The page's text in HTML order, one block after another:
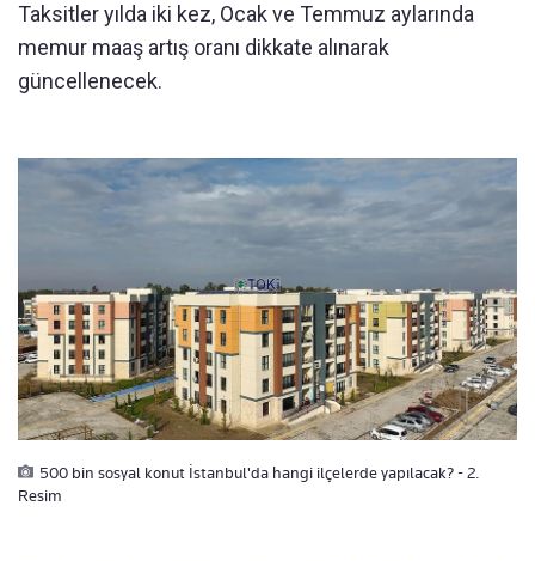
Taksitler yılda iki kez, Ocak ve Temmuz aylarında
memur maaş artış oranı dikkate alınarak
güncellenecek.
500 bin sosyal konut İstanbul'da hangi ilçelerde yapılacak? - 2.
Resim